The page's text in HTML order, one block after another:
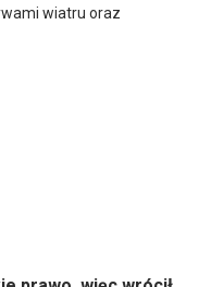
wiatru oraz